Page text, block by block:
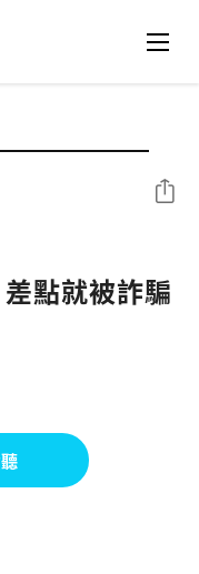
點就被詐騙
分享